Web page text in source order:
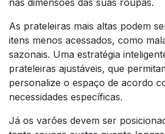
As prateleiras mais altas podem
itens menos acessados, como
sazonais. Uma estratégia
prateleiras ajustáveis, que
personalize o espaço de acordo
necessidades específicas.
Já os varões devem ser